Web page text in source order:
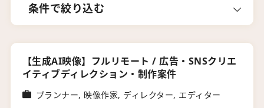
条件で絞り込む
【生成AI映像】フルリモート / 広告・SNSクリエ
イティブディレクション・制作案件
プランナー, 映像作家, ディレクター, エディター